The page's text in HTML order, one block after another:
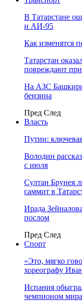
В Татарстане
и АИ-95
Как изменятся
Татарстан
повреждают
На АЗС
бензина
Пред След
Власть
Путин:
Володин
с июля
Султан Брунея
саммит в
Ирада
послом
Пред След
Спорт
«Это, мягко
хореографу
Испания
чемпионом